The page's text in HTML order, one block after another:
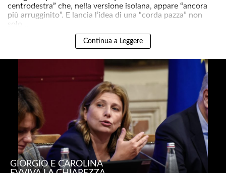
centrodestra” che, nella versione isolana, appare “ancora
più arrugginito”. E lancia l’idea di una “corda pazza” non
solo ..
Continua a Leggere
GIORGIO E CAROLINA